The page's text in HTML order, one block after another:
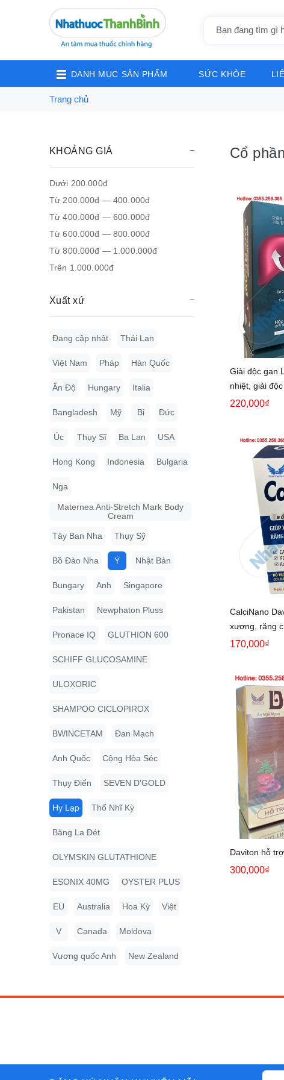
DANH MỤC SẢN PHẨM SỨC KHỎE
Trang chủ
KHOẢNG GIÁ
Dưới 200.000đ
Từ 200.000đ — 400.000đ
Từ 400.000đ — 600.000đ
Từ 600.000đ — 800.000đ
Từ 800.000đ — 1.000.000đ
Trên 1.000.000đ
Xuất xứ
Đang cập nhật Thái Lan
Việt Nam Pháp Hàn Quốc
Ấn Độ Hungary Italia
Bangladesh Mỹ Bỉ Đức
Úc Thụy Sĩ Ba Lan USA
Hong Kong Indonesia Bulgaria
Nga
Maternea Anti-Stretch Mark Body
Cream
Tây Ban Nha Thụy Sỹ
Bồ Đào Nha Ý Nhật Bản
Bungary Anh Singapore
Pakistan Newphaton Pluss
Pronace IQ GLUTHION 600
SCHIFF GLUCOSAMINE
ULOXORIC
SHAMPOO CICLOPIROX
BWINCETAM Đan Mạch
Anh Quốc Cộng Hòa Séc
Thụy Điển SEVEN D'GOLD
Hy Lạp Thổ Nhĩ Kỳ
Băng La Đét
OLYMSKIN GLUTATHIONE
ESONIX 40MG OYSTER PLUS
EU Australia Hoa Kỳ Việt
V Canada Moldova
Vương quốc Anh New Zealand
Cổ
Giải độc gan
nhiệt, giải
220,000₫
CalciNano
xương, răng
170,000₫
Daviton hỗ
300,000₫